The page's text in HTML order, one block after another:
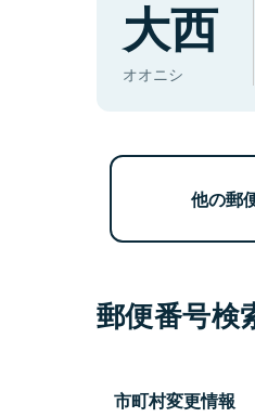
大西
オオニシ
他の郵
郵便番号検
市町村変更情報